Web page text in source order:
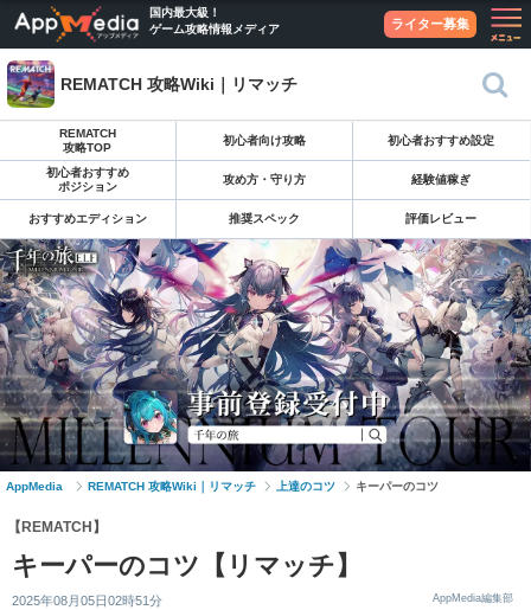
国内最大級！
ゲーム攻略情報メディア
ライター募集
REMATCH 攻略Wiki｜リマッチ
REMATCH
攻略TOP
初心者向け攻略 初心者おすすめ設定
初心者おすすめ
ポジション
攻め方・守り方 経験値稼ぎ
おすすめエディション 推奨スペック 評価レビュー
AppMedia REMATCH 攻略Wiki｜リマッチ 上達のコツ キーパーのコツ
【REMATCH】
キーパーのコツ【リマッチ】
2025年08月05日02時51分 AppMedia編集部